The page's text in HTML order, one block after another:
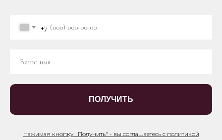
+7
ПОЛУЧИТЬ
Нажимая кнопку "Получить" - вы соглашаетесь с политикой